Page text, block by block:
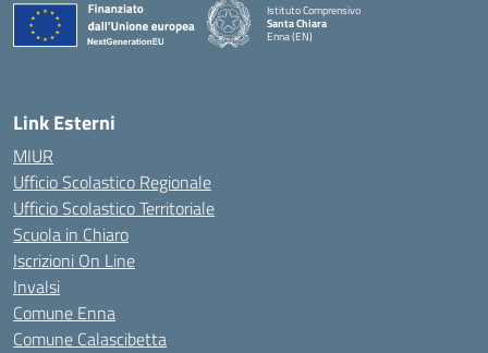
Istituto Comprensivo
Santa Chiara
Enna (EN)
Link Esterni
MIUR
Ufficio Scolastico Regionale
Ufficio Scolastico Territoriale
Scuola in Chiaro
Iscrizioni On Line
Invalsi
Comune Enna
Comune Calascibetta